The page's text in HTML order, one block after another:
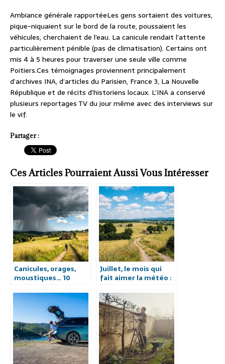
Ambiance générale rapportéeLes gens sortaient des voitures,
pique-niquaient sur le bord de la route, poussaient les
véhicules, cherchaient de l’eau. La canicule rendait l’attente
particulièrement pénible (pas de climatisation). Certains ont
mis 4 à 5 heures pour traverser une seule ville comme
Poitiers.Ces témoignages proviennent principalement
d’archives INA, d’articles du Parisien, France 3, La Nouvelle
République et de récits d’historiens locaux. L’INA a conservé
plusieurs reportages TV du jour même avec des interviews sur
le vif.
Partager :
Ces Articles Pourraient Aussi Vous Intéresser
Canicules, orages,
moustiques… 10
de détester le mois
de juillet.
Juillet, le mois qui
fait aimer la météo :
raisons de savourer
le cœur de l’été